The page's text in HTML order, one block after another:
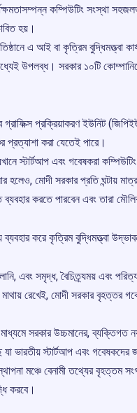
কম্পিউটিং সংস্থা
হয়।
এ আই বা কৃত্রিম
উপলব্ধ। সরকার ১০টি
প্রক্রিয়াকরণ ইউনিট
প্রত্যাশা করা যেতেই পারে।
স্টার্টআপ এবং গবেষকরা
হলেও, মোদী সরকার প্রতি ঘন্টায়
করতে পারবেন এবং তারা
করে কৃত্রিম বুদ্ধিমত্ত্বা
এবং সমৃদ্ধ, বৈচিত্র্যময় এবং
মাথায় রেখেই, মোদী সরকার
সরকার উচ্চমানের,
ভারতীয় স্টার্টআপ এবং
মঞ্চে বেনামী তথ্যের বৃহত্তম
করবে।